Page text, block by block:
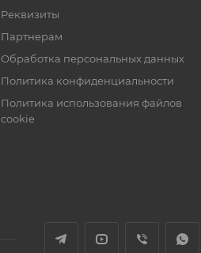
Реквизиты
Партнерам
Обработка персональных данных
Политика конфиденциальности
Политика использования файлов
cookie